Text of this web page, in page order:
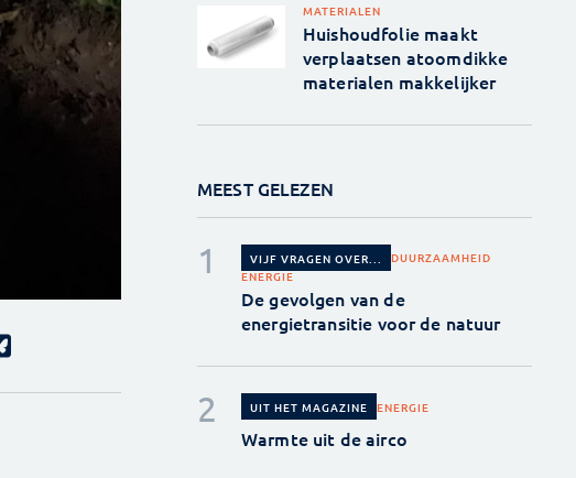
MATERIALEN
Huishoudfolie maakt
verplaatsen atoomdikke
materialen makkelijker
MEEST GELEZEN
VIJF VRAGEN OVER...
DUURZAAMHEID
ENERGIE
De gevolgen van de
energietransitie voor de natuur
UIT HET MAGAZINE ENERGIE
Warmte uit de airco